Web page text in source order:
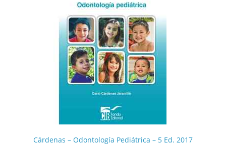
Cárdenas – Odontología Pediátrica – 5 Ed. 2017